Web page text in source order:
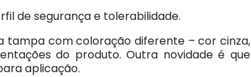
de segurança e tolerabilidade.
tampa com coloração diferente – cor cinza,
do produto. Outra novidade é que
aplicação.